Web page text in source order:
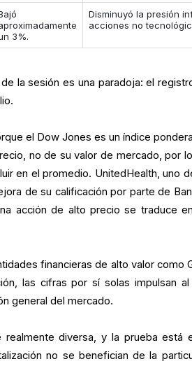
3%.
Disminuyó la presión
acciones no
la sesión es una paradoja: el
el Dow Jones es un índice
no de su valor de mercado, por
en el promedio. UnitedHealth, uno
de su calificación por parte de
acción de alto precio se traduce
financieras de alto valor como
las cifras por sí solas impulsan
general del mercado.
realmente diversa, y la prueba está
no se benefician de la